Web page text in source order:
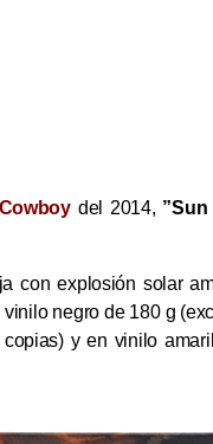
del 2014, ”Sun
con explosión solar
negro de 180 g
y en vinilo